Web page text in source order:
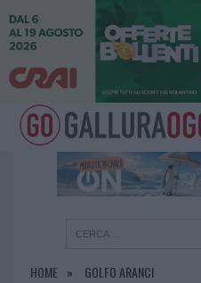
HOME GOLFO ARANCI
×